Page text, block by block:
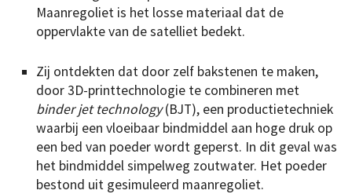
Maanregoliet is het losse materiaal dat de
oppervlakte van de satelliet bedekt.
Zij ontdekten dat door zelf bakstenen te maken,
door 3D-printtechnologie te combineren met
binder jet technology(BJT), een productietechniek
waarbij een vloeibaar bindmiddel aan hoge druk op
een bed van poeder wordt geperst. In dit geval was
het bindmiddel simpelweg zoutwater. Het poeder
bestond uit gesimuleerd maanregoliet.